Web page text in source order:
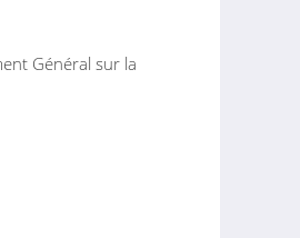
Général sur la